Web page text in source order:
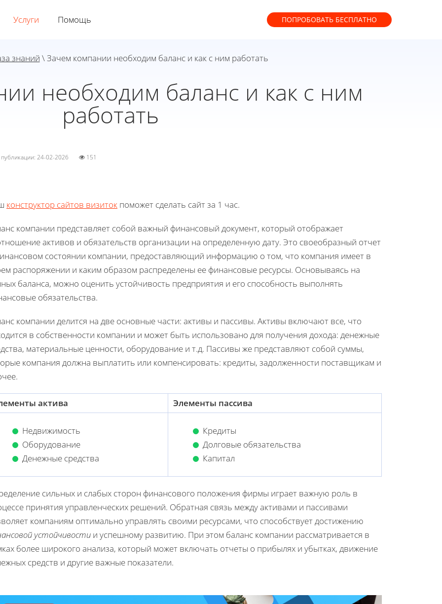
Услуги Помощь ПОПРОБОВАТЬ БЕСПЛАТНО
знаний \ Зачем компании необходим баланс и как с ним работать
необходим баланс и как с ним
работать
публикации: 24-02-2026 151
конструктор сайтов визиток поможет сделать сайт за 1 час.
компании представляет собой важный финансовый документ, который отображает
активов и обязательств организации на определенную дату. Это своеобразный отчет
состоянии компании, предоставляющий информацию о том, что компания имеет в
распоряжении и каким образом распределены ее финансовые ресурсы. Основываясь на
баланса, можно оценить устойчивость предприятия и его способность выполнять
обязательства.
компании делится на две основные части: активы и пассивы. Активы включают все, что
в собственности компании и может быть использовано для получения дохода: денежные
материальные ценности, оборудование и т.д. Пассивы же представляют собой суммы,
компания должна выплатить или компенсировать: кредиты, задолженности поставщикам и
актива Элементы пассива
Недвижимость
Оборудование
Денежные средства
Кредиты
Долговые обязательства
Капитал
сильных и слабых сторон финансового положения фирмы играет важную роль в
принятия управленческих решений. Обратная связь между активами и пассивами
компаниям оптимально управлять своими ресурсами, что способствует достижению
устойчивости и успешному развитию. При этом баланс компании рассматривается в
более широкого анализа, который может включать отчеты о прибылях и убытках, движение
средств и другие важные показатели.